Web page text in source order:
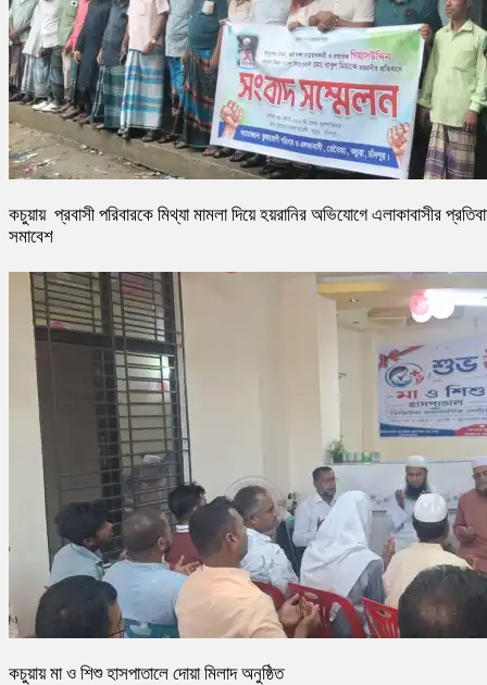
কচুয়ায় প্রবাসী পরিবারকে মিথ্যা মামলা দিয়ে হয়রানির অভিযোগে এলাকাবাসীর
সমাবেশ
কচুয়ায় মা ও শিশু হাসপাতালে দোয়া মিলাদ অনুষ্ঠিত